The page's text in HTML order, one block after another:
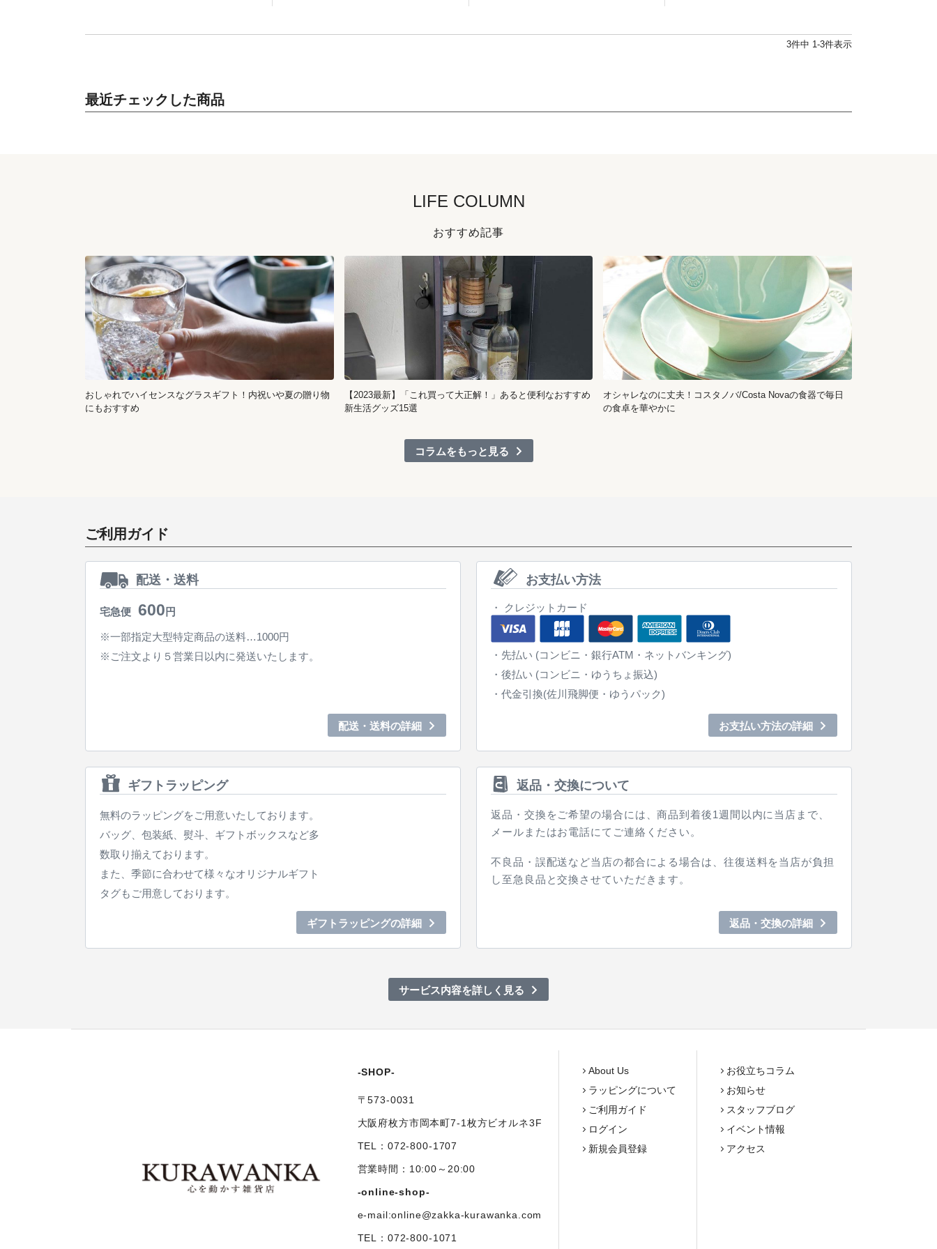
3件中 1-3件表示
最近チェックした商品
LIFE COLUMN
おすすめ記事
おしゃれでハイセンスなグラスギフト！内祝いや夏の贈り物
にもおすすめ
【2023最新】「これ買って大正解！」あると便利なおすすめ
新生活グッズ15選
オシャレなのに丈夫！コスタノバ/Costa Novaの食器で毎日
の食卓を華やかに
コラムをもっと見る
ご利用ガイド
配送・送料
宅急便 600 円
※一部指定大型特定商品の送料…1000円
※ご注文より５営業日以内に発送いたします。
配送・送料の詳細
お支払い方法
クレジットカード
先払い (コンビニ・銀行ATM・ネットバンキング)
後払い (コンビニ・ゆうちょ振込)
代金引換(佐川飛脚便・ゆうパック)
お支払い方法の詳細
ギフトラッピング
無料のラッピングをご用意いたしております。
バッグ、包装紙、熨斗、ギフトボックスなど多
数取り揃えております。
また、季節に合わせて様々なオリジナルギフト
タグもご用意しております。
ギフトラッピングの詳細
返品・交換について
返品・交換をご希望の場合には、商品到着後1週間以内に当店まで、
メールまたはお電話にてご連絡ください。
不良品・誤配送など当店の都合による場合は、往復送料を当店が負担
し至急良品と交換させていただきます。
返品・交換の詳細
サービス内容を詳しく見る
-SHOP-
〒573-0031
大阪府枚方市岡本町7-1枚方ビオルネ3F
TEL：072-800-1707
営業時間：10:00～20:00
-online-shop-
e-mail:online@zakka-kurawanka.com
TEL：072-800-1071
About Us
ラッピングについて
ご利用ガイド
ログイン
新規会員登録
お役立ちコラム
お知らせ
スタッフブログ
イベント情報
アクセス